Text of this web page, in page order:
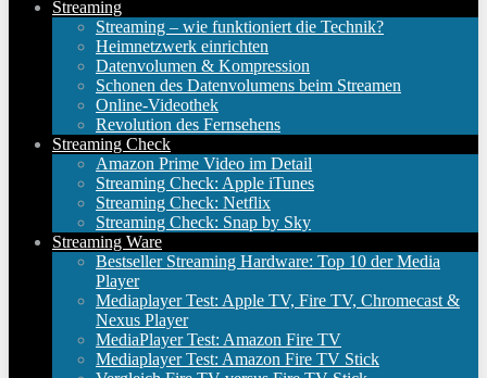
Streaming
Streaming – wie funktioniert die Technik?
Heimnetzwerk einrichten
Datenvolumen & Kompression
Schonen des Datenvolumens beim Streamen
Online-Videothek
Revolution des Fernsehens
Streaming Check
Amazon Prime Video im Detail
Streaming Check: Apple iTunes
Streaming Check: Netflix
Streaming Check: Snap by Sky
Streaming Ware
Bestseller Streaming Hardware: Top 10 der Media
Player
Mediaplayer Test: Apple TV, Fire TV, Chromecast &
Nexus Player
MediaPlayer Test: Amazon Fire TV
Mediaplayer Test: Amazon Fire TV Stick